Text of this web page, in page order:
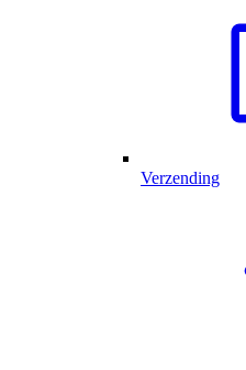
Verzending